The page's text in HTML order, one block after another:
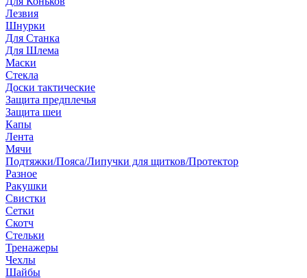
Лезвия
Шнурки
Для Станка
Для Шлема
Маски
Стекла
Доски тактические
Защита предплечья
Защита шеи
Капы
Лента
Мячи
Подтяжки/Пояса/Липучки для щитков/Протектор
Разное
Ракушки
Свистки
Сетки
Скотч
Стельки
Тренажеры
Чехлы
Шайбы